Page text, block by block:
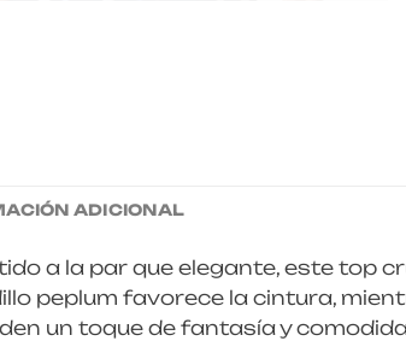
ADICIONAL
a la par que elegante, este
peplum favorece la cintura,
un toque de fantasía y